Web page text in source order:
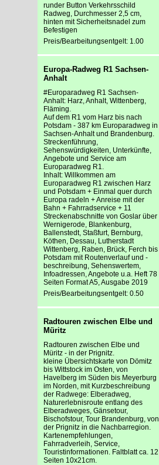
runder Button Verkehrsschild
Radweg, Durchmesser 2,5 cm,
hinten mit Sicherheitsnadel zum
Befestigen
Preis/Bearbeitungsentgelt: 1.00
Europa-Radweg R1 Sachsen-
Anhalt
#Europaradweg R1 Sachsen-
Anhalt: Harz, Anhalt, Wittenberg,
Fläming.
Auf dem R1 vom Harz bis nach
Potsdam - 387 km Europaradweg in
Sachsen-Anhalt und Brandenburg.
Streckenführung,
Sehenswürdigkeiten, Unterkünfte,
Angebote und Service am
Europaradweg R1.
Inhalt: Willkommen am
Europaradweg R1 zwischen Harz
und Potsdam + Einmal quer durch
Europa radeln + Anreise mit der
Bahn + Fahrradservice + 11
Streckenabschnitte von Goslar über
Wernigerode, Blankenburg,
Ballenstedt, Staßfurt, Bernburg,
Köthen, Dessau, Lutherstadt
Wittenberg, Raben, Brück, Ferch bis
Potsdam mit Routenverlauf und -
beschreibung, Sehenswertem,
Infoadressen, Angebote u.a. Heft 78
Seiten Format A5, Ausgabe 2019
Preis/Bearbeitungsentgelt: 0.50
Radtouren zwischen Elbe und
Müritz
Radtouren zwischen Elbe und
Müritz - in der Prignitz.
kleine Übersichtskarte von Dömitz
bis Wittstock im Osten, von
Havelberg im Süden bis Meyerburg
im Norden, mit Kurzbeschreibung
der Radwege: Elberadweg,
Naturerlebnisroute entlang des
Elberadweges, Gänsetour,
Bischofstour, Tour Brandenburg, von
der Prignitz in die Nachbarregion.
Kartenempfehlungen,
Fahrradverleih, Service,
Touristinformationen. Faltblatt ca. 12
Seiten 10x21cm.